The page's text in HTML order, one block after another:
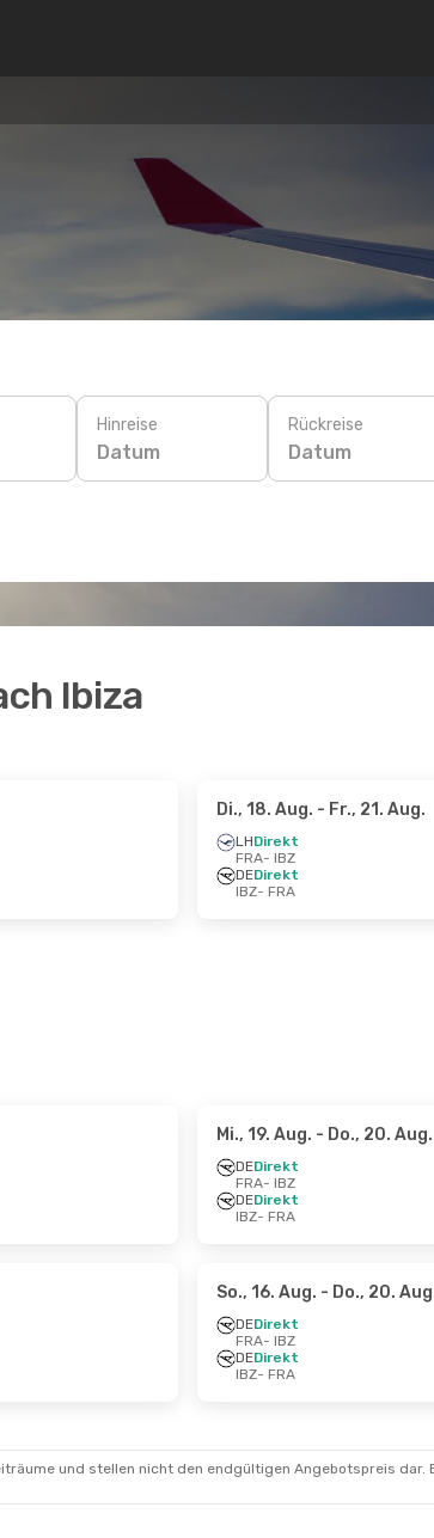
Hinreise
Datum
Rückreise
Datum
Ibiza
Di., 18. Aug. - Fr., 21. Aug.
LHDirekt
FRA- IBZ
DEDirekt
IBZ- FRA
Mi., 19. Aug. - Do., 20. Aug.
DEDirekt
FRA- IBZ
DEDirekt
IBZ- FRA
So., 16. Aug. - Do., 20.
DEDirekt
FRA- IBZ
DEDirekt
IBZ- FRA
und stellen nicht den endgültigen Angebotspreis dar.